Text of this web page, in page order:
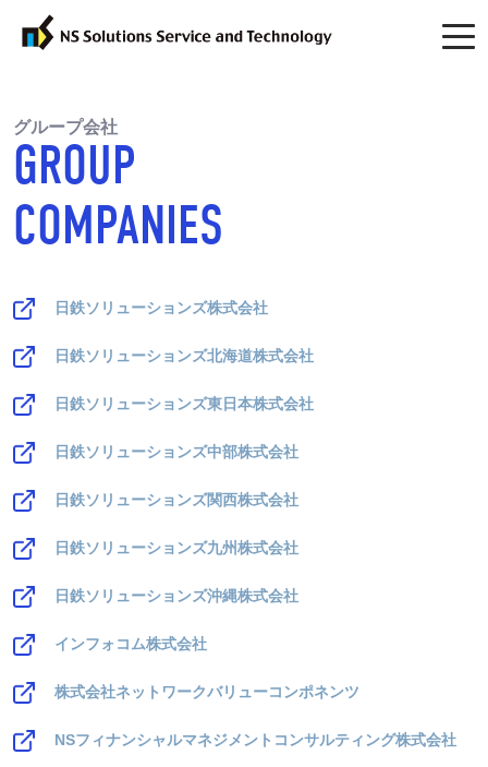
グループ会社
GROUP
COMPANIES
日鉄ソリューションズ株式会社
日鉄ソリューションズ北海道株式会社
日鉄ソリューションズ東日本株式会社
日鉄ソリューションズ中部株式会社
日鉄ソリューションズ関西株式会社
日鉄ソリューションズ九州株式会社
日鉄ソリューションズ沖縄株式会社
インフォコム株式会社
株式会社ネットワークバリューコンポネンツ
NSフィナンシャルマネジメントコンサルティング株式会社